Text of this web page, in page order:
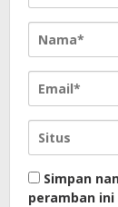
Simpan
peramban